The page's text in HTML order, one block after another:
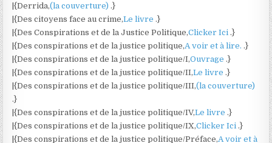
|{Derrida,(la couverture) .}
|{Des citoyens face au crime,Le livre .}
|{Des Conspirations et de la Justice Politique,Clicker Ici .}
|{Des conspirations et de la justice politique,A voir et à lire. .}
|{Des conspirations et de la justice politique/I,Ouvrage .}
|{Des conspirations et de la justice politique/II,Le livre .}
|{Des conspirations et de la justice politique/III,(la couverture)
.}
|{Des conspirations et de la justice politique/IV,Le livre .}
|{Des conspirations et de la justice politique/IX,Clicker Ici .}
|{Des conspirations et de la justice politique/Préface,A voir et à